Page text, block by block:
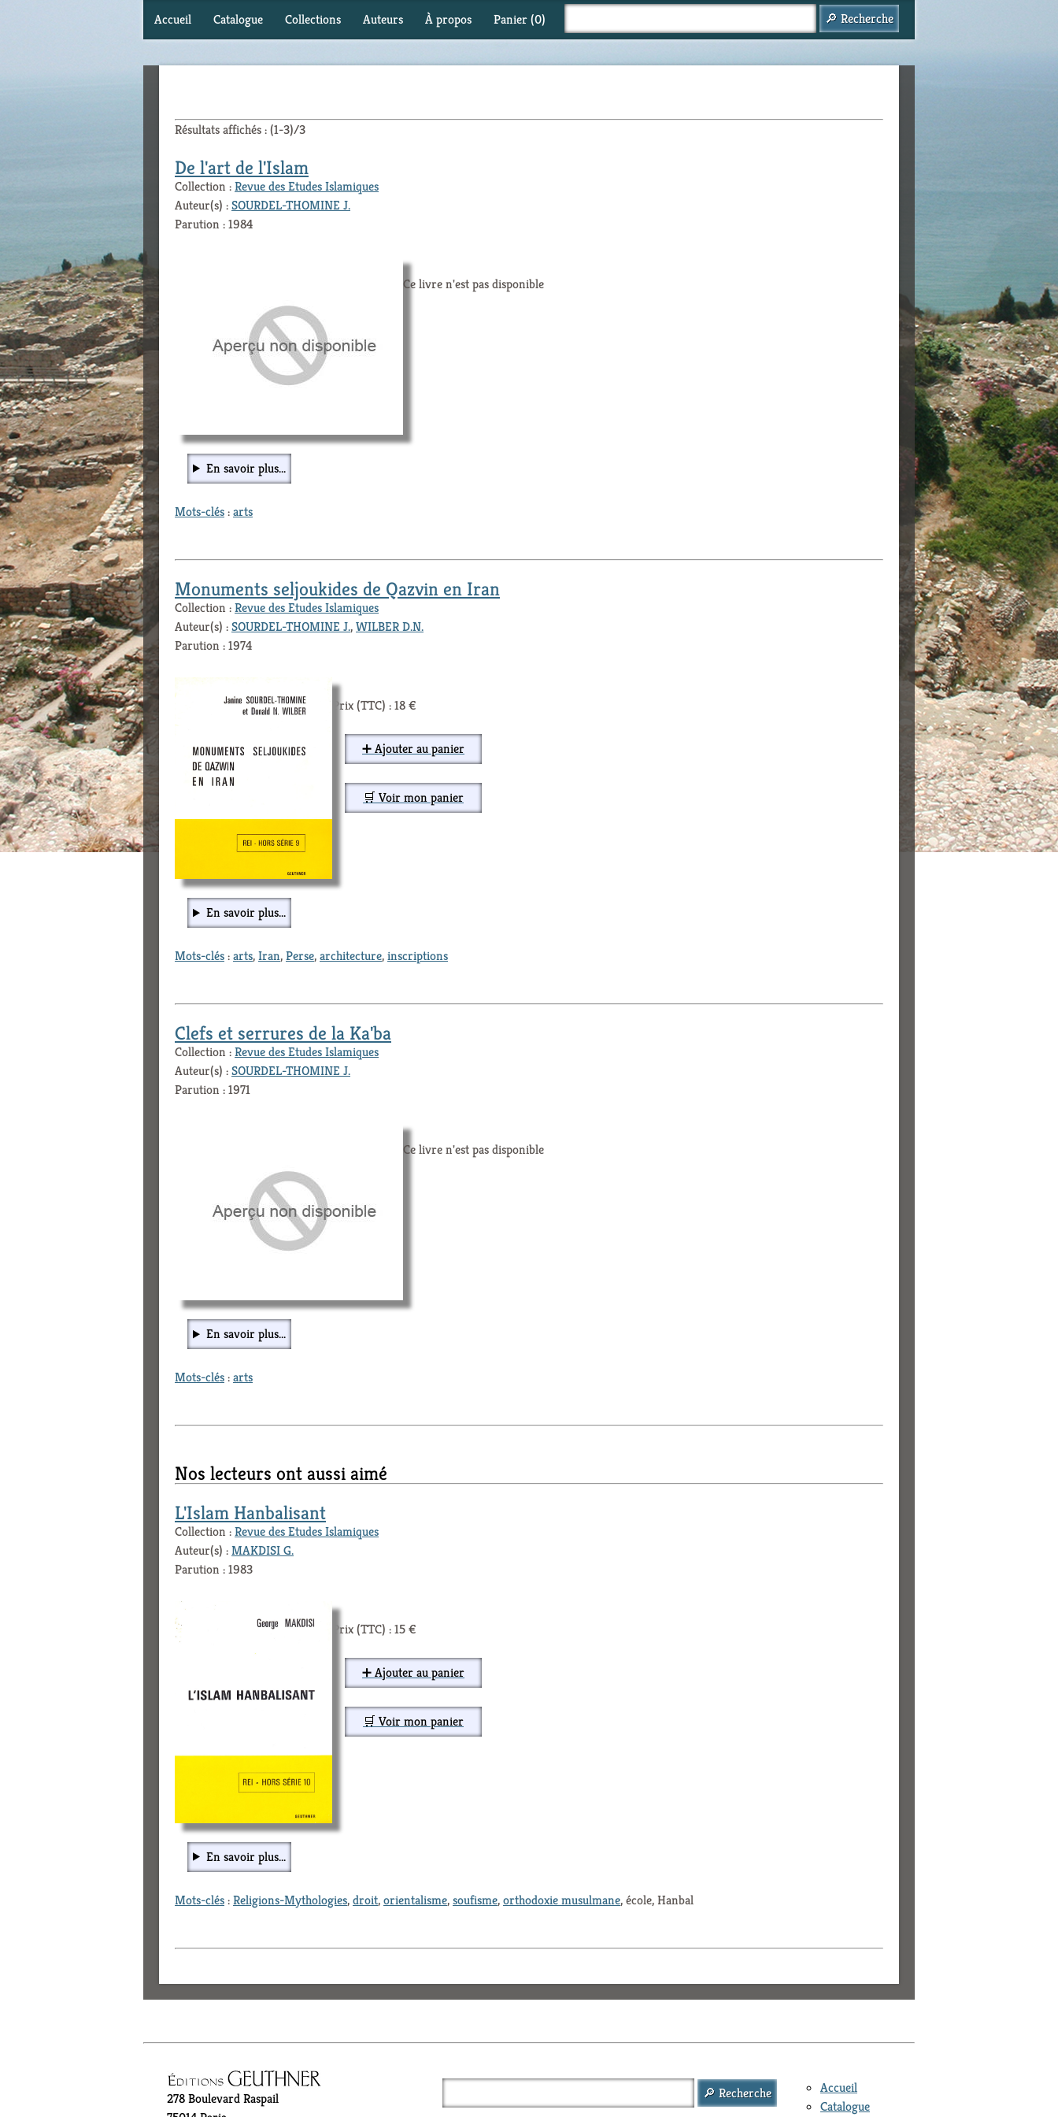
Accueil Catalogue Collections Auteurs À propos Panier (0)
Résultats affichés : (1-3)/3
De l'art de l'Islam
Collection :Revue des Etudes Islamiques
Auteur(s) :SOURDEL-THOMINE J.
Parution : 1984
Ce livre n'est pas disponible
En savoir plus...
Mots-clés:arts
Monuments seljoukides de Qazvin en Iran
Collection :Revue des Etudes Islamiques
Auteur(s) :SOURDEL-THOMINE J.,WILBER D.N.
Parution : 1974
Prix (TTC) : 18 €
➕ Ajouter au panier
🛒 Voir mon panier
En savoir plus...
Mots-clés:arts,Iran,Perse,architecture,inscriptions
Clefs et serrures de la Ka'ba
Collection :Revue des Etudes Islamiques
Auteur(s) :SOURDEL-THOMINE J.
Parution : 1971
Ce livre n'est pas disponible
En savoir plus...
Mots-clés:arts
Nos lecteurs ont aussi aimé
L'Islam Hanbalisant
Collection :Revue des Etudes Islamiques
Auteur(s) :MAKDISI G.
Parution : 1983
Prix (TTC) : 15 €
➕ Ajouter au panier
🛒 Voir mon panier
En savoir plus...
Mots-clés:Religions-Mythologies,droit,orientalisme,soufisme,orthodoxie musulmane, école, Hanbal
278 Boulevard Raspail
Accueil
Catalogue